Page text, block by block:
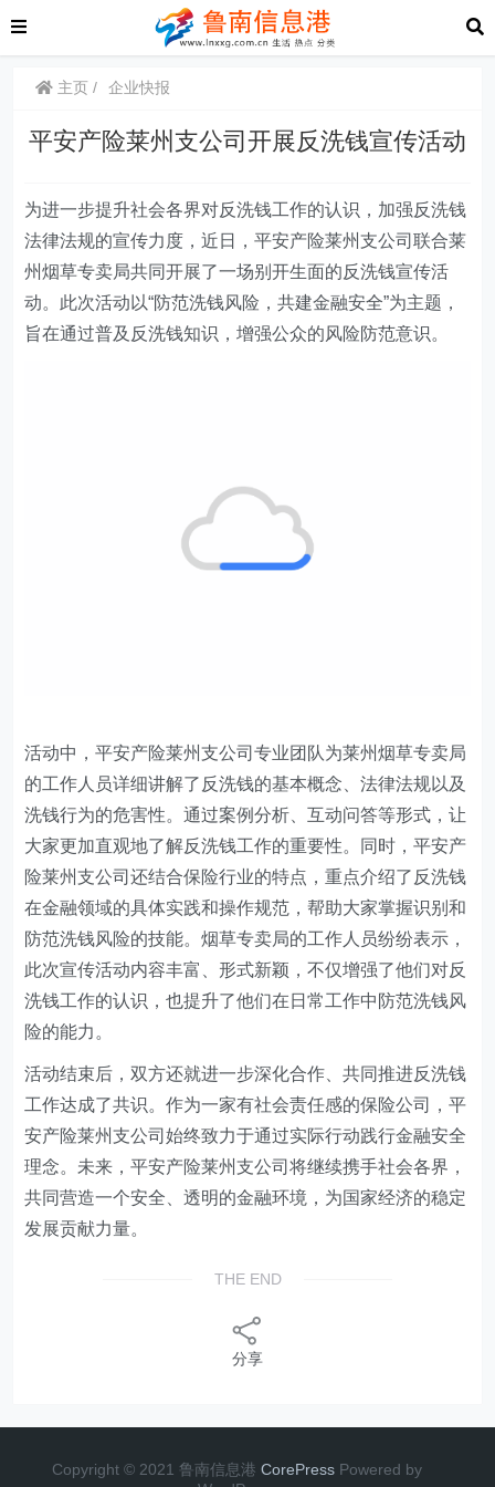
主页 企业快报
平安产险莱州支公司开展反洗钱宣传活动
为进一步提升社会各界对反洗钱工作的认识，加强反洗钱
法律法规的宣传力度，近日 ，平安产险莱州支公司联合莱
州烟草专卖局共同开展了一场别开生面的反洗钱宣传活
动。此次活动以“防范洗钱风险，共建金融安全”为主题，
旨在通过普及反洗钱知识，增强公众的风险防范意识。
活动中，平安产险莱州支公司专业团队为莱州烟草专卖局
的工作人员详细讲解了反洗钱的基本概念、法律法规以及
洗钱行为的危害性。通过案例分析、互动问答等形式，让
大家更加直观地了解反洗钱工作的重要性。同时，平安产
险莱州支公司还结合保险行业的特点，重点介绍了反洗钱
在金融领域的具体实践和操作规范，帮助大家掌握识别和
防范洗钱风险的技能。烟草专卖局的工作人员纷纷表示，
此次宣传活动内容丰富、形式新颖，不仅增强了他们对反
洗钱工作的认识，也提升了他们在日常工作中防范洗钱风
险的能力。
活动结束后，双方还就进一步深化合作、共同推进反洗钱
工作达成了共识。作为一家有社会责任感的保险公司，平
安产险莱州支公司始终致力于通过实际行动践行金融安全
理念。未来，平安产险莱州支公司将继续携手社会各界，
共同营造一个安全、透明的金融环境，为国家经济的稳定
发展贡献力量。
THE END
分享
Copyright © 2021 鲁南信息港 CorePress Powered by